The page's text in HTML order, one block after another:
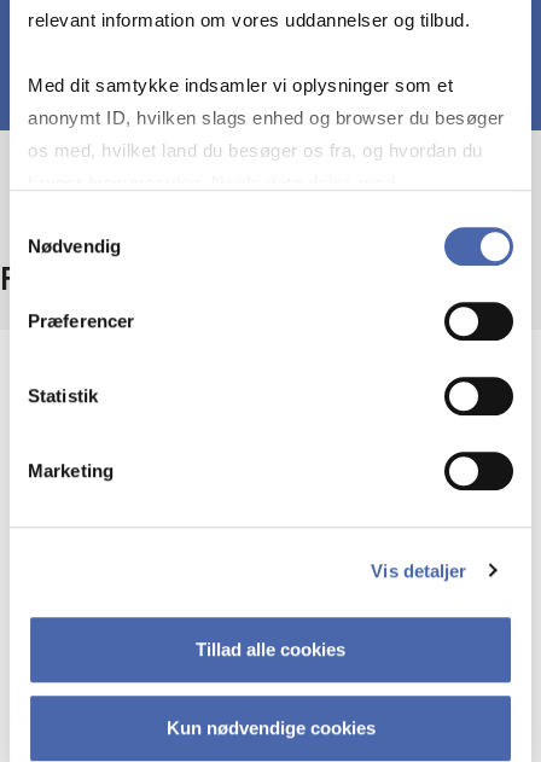
relevant information om vores uddannelser og tilbud.
Med dit samtykke indsamler vi oplysninger som et
anonymt ID, hvilken slags enhed og browser du besøger
os med, hvilket land du besøger os fra, og hvordan du
markedsføring. Du bestemmer selv - og kan altid trække
Nødvendig
Præferencer
Statistik
Marketing
Vis detaljer
Tillad alle cookies
Kun nødvendige cookies
Facts
Type
Course code